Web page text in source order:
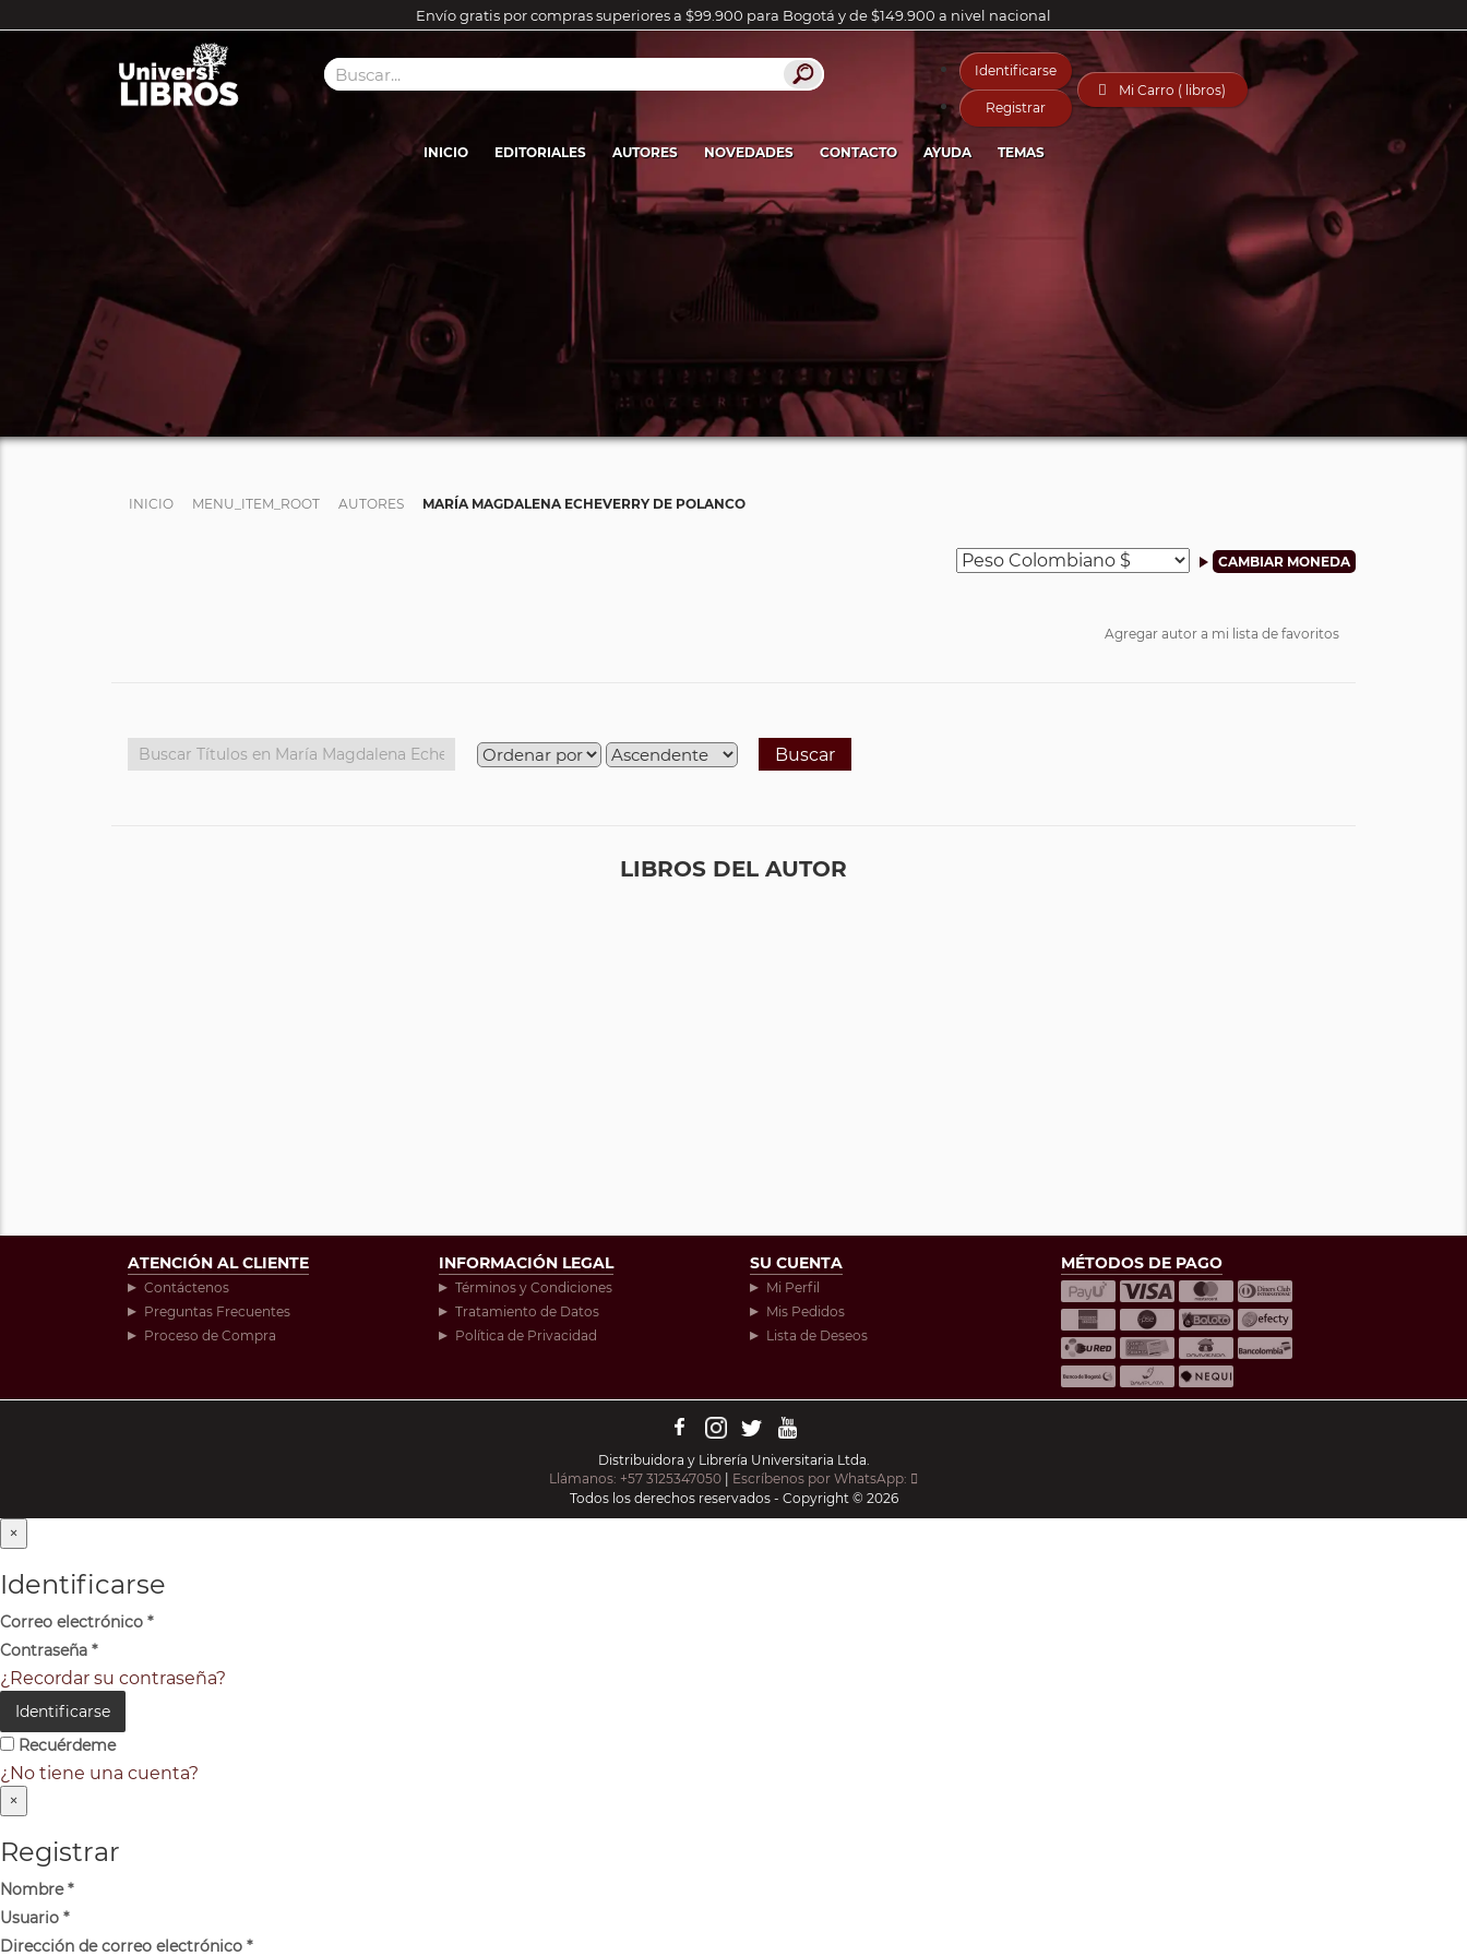
Envío gratis por compras superiores a $99.900 para Bogotá y de $149.900 a nivel nacional
Identificarse
Registrar
 Mi Carro ( libros)
INICIO EDITORIALES AUTORES NOVEDADES CONTACTO AYUDA TEMAS
INICIO MENU_ITEM_ROOT AUTORES MARÍA MAGDALENA ECHEVERRY DE POLANCO
Agregar autor a mi lista de favoritos
Buscar
LIBROS DEL AUTOR
ATENCIÓN AL CLIENTE
Contáctenos
Preguntas Frecuentes
Proceso de Compra
INFORMACIÓN LEGAL
Términos y Condiciones
Tratamiento de Datos
Política de Privacidad
SU CUENTA
Mi Perfil
Mis Pedidos
Lista de Deseos
MÉTODOS DE PAGO
Distribuidora y Librería Universitaria Ltda.
Llámanos: +57 3125347050
Escríbenos por WhatsApp:
Todos los derechos reservados - Copyright © 2026
×
Identificarse
Correo electrónico *
Contraseña *
¿Recordar su contraseña?
Identificarse
Recuérdeme
¿No tiene una cuenta?
×
Registrar
Nombre*
Usuario *
Dirección de correo electrónico *